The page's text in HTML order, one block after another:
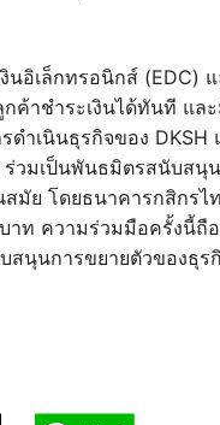
นอิเล็กทรอนิกส์ (EDC)
ค้าชำระเงินได้ทันที แล
ดำเนินธุรกิจของ
วมเป็นพันธมิตรสนับสนุ
มัย โดยธนาคารกสิกรไ
าท ความร่วมมือครั้งนี้ถื
สนุนการขยายตัวของธุร